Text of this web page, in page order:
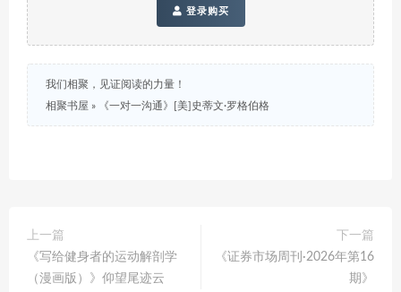
登录购买
我们相聚，见证阅读的力量！
相聚书屋 » 《一对一沟通》[美]史蒂文·罗格伯格
上一篇
《写给健身者的运动解剖学
（漫画版）》仰望尾迹云
下一篇
《证券市场周刊·2026年第16
期》